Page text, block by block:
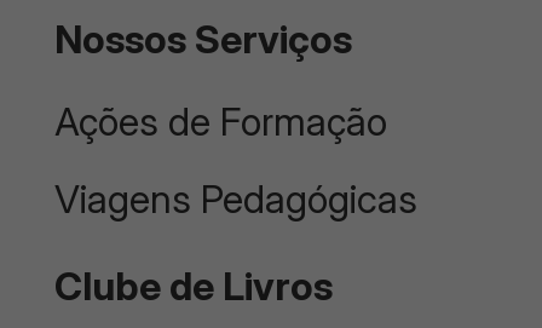
Nossos Serviços
Ações de Formação
Viagens Pedagógicas
Clube de Livros